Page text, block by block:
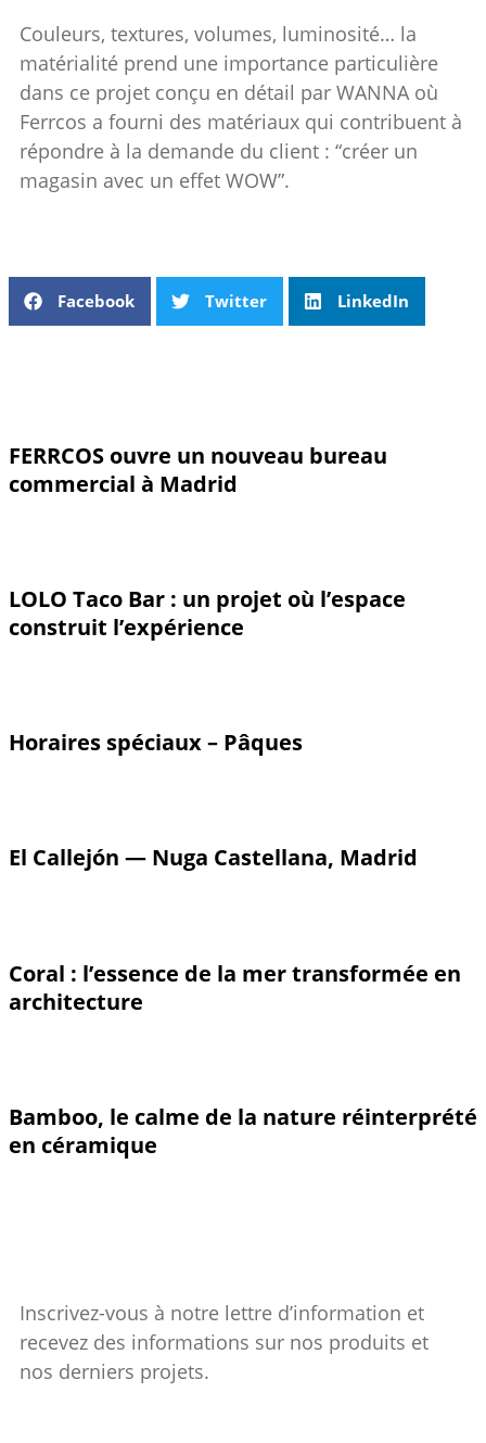
Couleurs, textures, volumes, luminosité… la
matérialité prend une importance particulière
dans ce projet conçu en détail par WANNA où
Ferrcos a fourni des matériaux qui contribuent à
répondre à la demande du client : “créer un
magasin avec un effet WOW”.
Facebook Twitter LinkedIn
FERRCOS ouvre un nouveau bureau
commercial à Madrid
LOLO Taco Bar : un projet où l’espace
construit l’expérience
Horaires spéciaux – Pâques
El Callejón — Nuga Castellana, Madrid
Coral : l’essence de la mer transformée en
architecture
Bamboo, le calme de la nature réinterprété
en céramique
Inscrivez-vous à notre lettre d’information et
recevez des informations sur nos produits et
nos derniers projets.